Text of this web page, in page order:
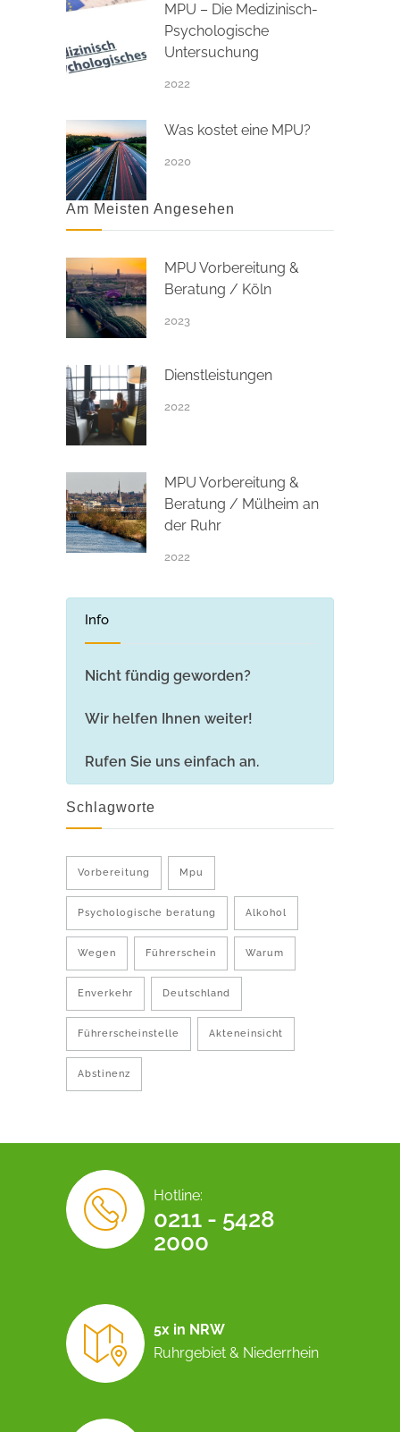
MPU – Die Medizinisch-
Psychologische
Untersuchung
2022
Was kostet eine MPU?
2020
Am Meisten Angesehen
MPU Vorbereitung &
Beratung / Köln
2023
Dienstleistungen
2022
MPU Vorbereitung &
Beratung / Mülheim an
der Ruhr
2022
Info
Nicht fündig geworden?
Wir helfen Ihnen weiter!
Rufen Sie uns einfach an.
Schlagworte
Vorbereitung Mpu
Psychologische beratung Alkohol
Wegen Führerschein Warum
Enverkehr Deutschland
Führerscheinstelle Akteneinsicht
Abstinenz
Hotline:
0211 - 5428
2000
5x in NRW
Ruhrgebiet & Niederrhein